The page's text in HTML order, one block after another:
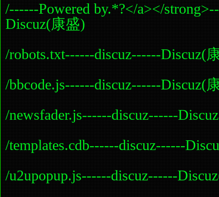
/------Powered by.*?</a></
Discuz(康盛)
/robots.txt------discuz------Discuz(
/bbcode.js------discuz------Discuz(
/newsfader.js------discuz------
/templates.cdb------discuz------
/u2upopup.js------discuz------